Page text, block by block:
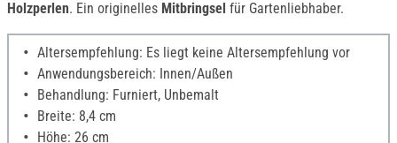
Holzperlen. Ein originelles Mitbringsel für Gartenliebhaber.
Altersempfehlung: Es liegt keine Altersempfehlung vor
Anwendungsbereich: Innen/Außen
Behandlung: Furniert, Unbemalt
Breite: 8,4 cm
Höhe: 26 cm